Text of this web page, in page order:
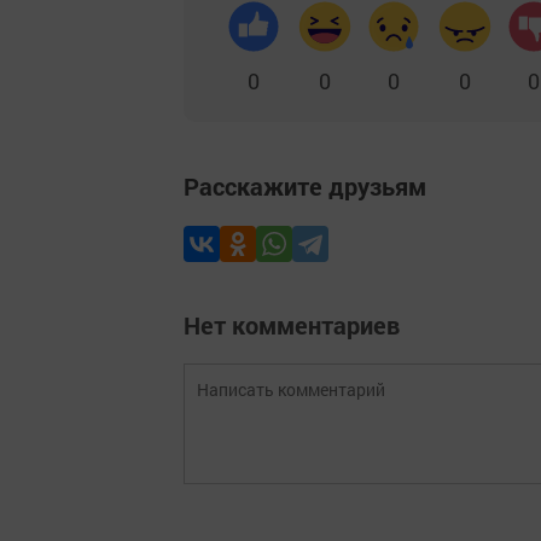
0 0 0 0 0
Расскажите друзьям
Нет комментариев